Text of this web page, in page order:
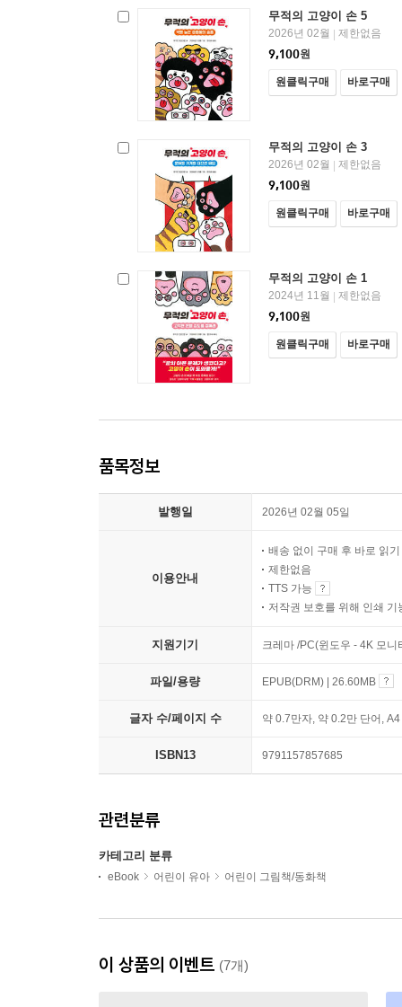
무적의 고양이 손 5
2026년 02월
제한없음
9,100원
원클릭구매 바로구매
무적의 고양이 손 3
2026년 02월
제한없음
9,100원
원클릭구매 바로구매
무적의 고양이 손 1
2024년 11월
제한없음
9,100원
원클릭구매 바로구매
품목정보
발행일 2026년 02월 05일
이용안내
배송 없이 구매 후 바로 읽기
제한없음
TTS 가능
저작권 보호를 위해 인쇄 기
지원기기 크레마 /PC(윈도우 - 4K 모
파일/용량 EPUB(DRM) | 26.60MB
글자 수/페이지 수 약 0.7만자, 약 0.2만 단어,
ISBN13 9791157857685
관련분류
카테고리 분류
eBook 어린이 유아 어린이 그림책/동화책
이 상품의 이벤트 (7개)